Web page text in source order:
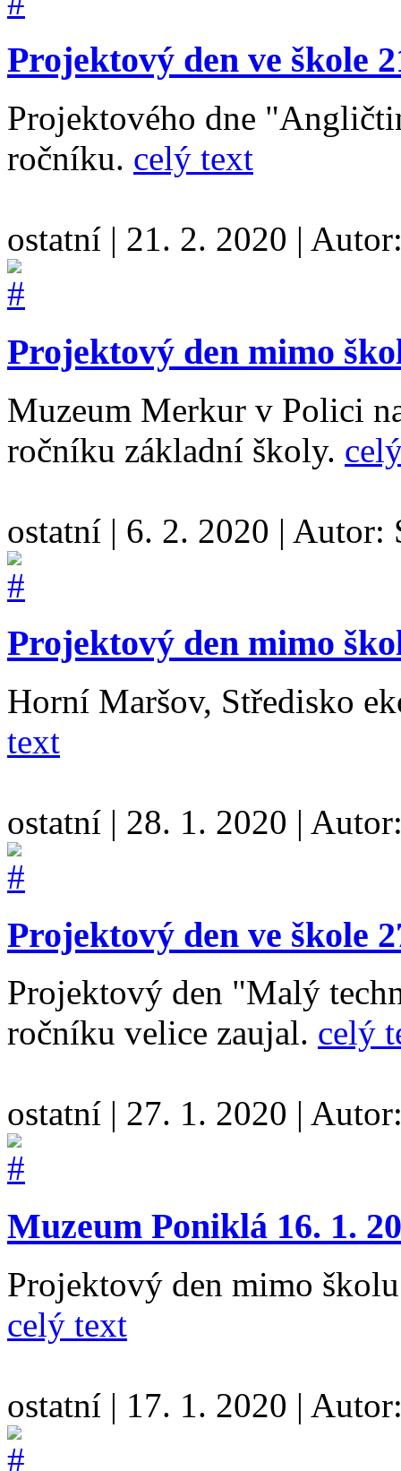
Projektový den ve škole
Projektového dne
ročníku. celý text
ostatní | 21. 2. 2020 |
Projektový den mimo
Muzeum Merkur v Polici
ročníku základní školy.
ostatní | 6. 2. 2020 | Autor:
Projektový den mimo
Horní Maršov, Středisko
text
ostatní | 28. 1. 2020 |
Projektový den ve škole
Projektový den "Malý
ročníku velice zaujal. celý
ostatní | 27. 1. 2020 |
Muzeum Poniklá 16. 1.
Projektový den mimo
celý text
ostatní | 17. 1. 2020 |